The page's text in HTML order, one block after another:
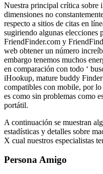
Nuestra principal crítica sobre
dimensiones no
respecto a sitios de citas en
sugiriendo algunas elecciones
FriendFinder.com y
web obtener un número
embargo tenemos muchos
en comparación con todo ‘
iHookup, mature buddy
compatibles con mobile, por
es como sin problemas como
portátil.
A continuación se muestran
estadísticas y detalles sobre
X cual nuestros especialistas
Persona Amigo